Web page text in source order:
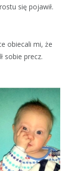
się pojawił.
obiecali mi, że
sobie precz.